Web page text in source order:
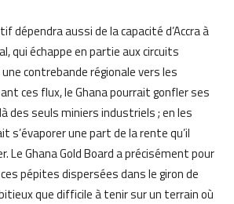
dépendra aussi de la capacité d’Accra à
qui échappe en partie aux circuits
contrebande régionale vers les
ces flux, le Ghana pourrait gonfler ses
des seuls miniers industriels ; en les
s’évaporer une part de la rente qu’il
Le Ghana Gold Board a précisément pour
pépites dispersées dans le giron de
que difficile à tenir sur un terrain où